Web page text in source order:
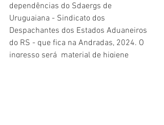
dependências do Sdaergs de
Uruguaiana - Sindicato dos
Despachantes dos Estados Aduaneiros
do RS - que fica na Andradas, 2024. O
ingresso será  material de higiene